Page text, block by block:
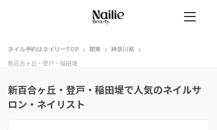
ネイル予約はネイリーTOP › 関東 › 神奈川県 ›
新百合ヶ丘・登戸・稲田堤
新百合ヶ丘・登戸・稲田堤で人気のネイルサ
ロン・ネイリスト